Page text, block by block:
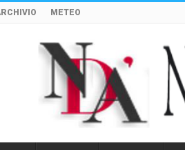
METEO